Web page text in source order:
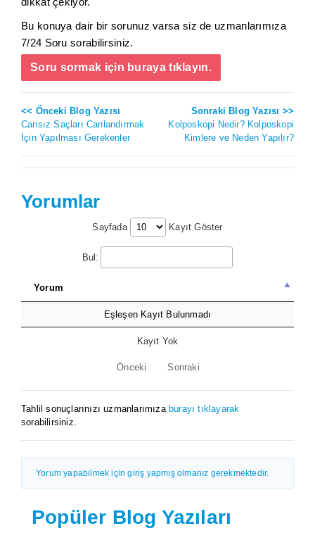
Bu konuya dair bir sorunuz varsa siz de uzmanlarımıza
7/24 Soru sorabilirsiniz.
Soru sormak için buraya tıklayın.
<< Önceki Blog Yazısı
Cansız Saçları Canlandırmak
İçin Yapılması Gerekenler
Sonraki Blog Yazısı >>
Kolposkopi Nedir? Kolposkopi
Kimlere ve Neden Yapılır?
Yorumlar
Sayfada Kayıt Göster
Bul:
Yorum
Eşleşen Kayıt Bulunmadı
Kayıt Yok
Önceki Sonraki
Tahlil sonuçlarınızı uzmanlarımıza burayı tıklayarak
sorabilirsiniz.
Yorum yapabilmek için giriş yapmış olmanız gerekmektedir.
Popüler Blog Yazıları